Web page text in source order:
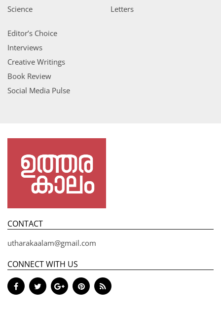
Science
Letters
Editor’s Choice
Interviews
Creative Writings
Book Review
Social Media Pulse
CONTACT
utharakaalam@gmail.com
CONNECT WITH US